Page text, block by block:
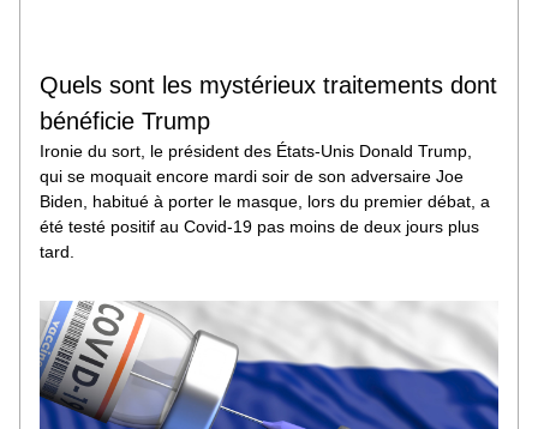
Quels sont les mystérieux traitements dont
bénéficie Trump
Ironie du sort, le président des États-Unis Donald Trump,
qui se moquait encore mardi soir de son adversaire Joe
Biden, habitué à porter le masque, lors du premier débat, a
été testé positif au Covid-19 pas moins de deux jours plus
tard.